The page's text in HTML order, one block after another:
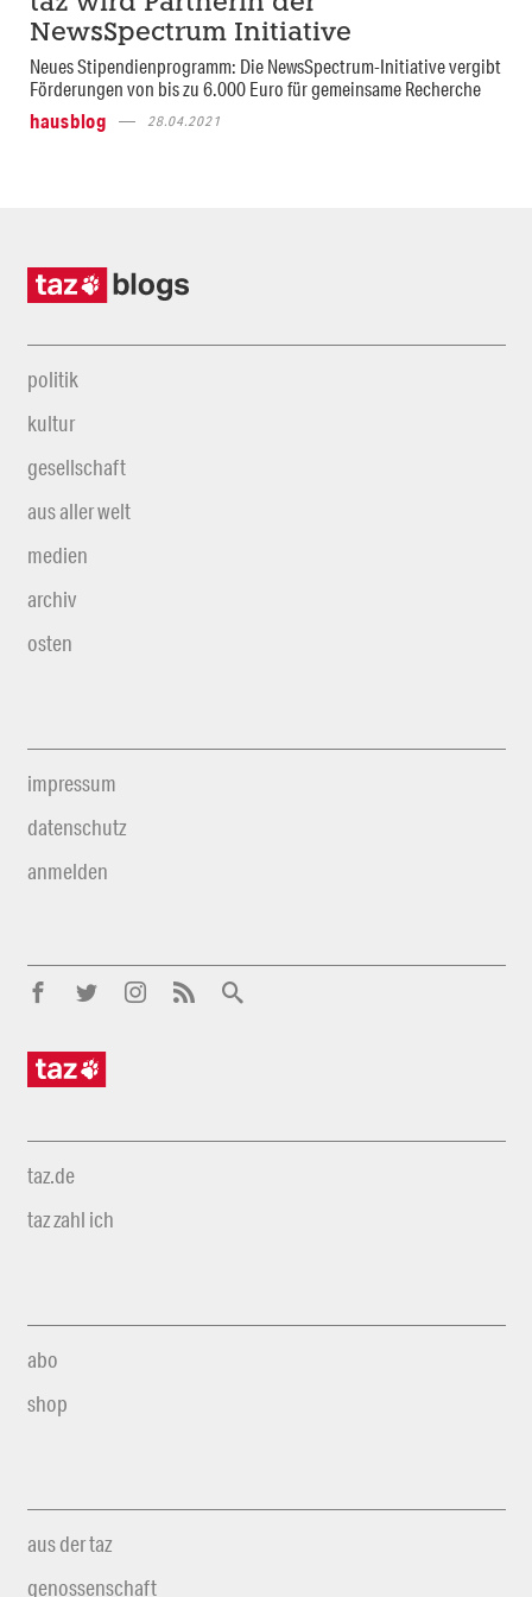
NewsSpectrum Initiative
Neues Stipendienprogramm: Die NewsSpectrum-Initiative vergibt
Förderungen von bis zu 6.000 Euro für gemeinsame Recherche
hausblog
28.04.2021
politik
kultur
gesellschaft
aus aller welt
medien
archiv
osten
impressum
datenschutz
anmelden
taz.de
taz zahl ich
abo
shop
aus der taz
genossenschaft